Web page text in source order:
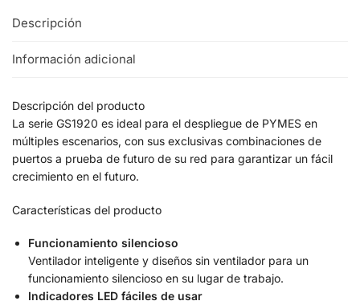
Descripción
Información adicional
Descripción del producto
La serie GS1920 es ideal para el despliegue de PYMES en
múltiples escenarios, con sus exclusivas combinaciones de
puertos a prueba de futuro de su red para garantizar un fácil
crecimiento en el futuro.
Características del producto
Funcionamiento silencioso
Ventilador inteligente y diseños sin ventilador para un
funcionamiento silencioso en su lugar de trabajo.
Indicadores LED fáciles de usar